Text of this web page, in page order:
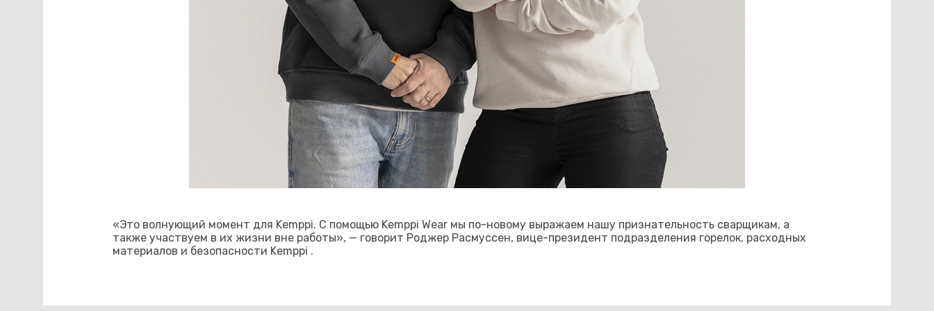
«Это волнующий момент для Kemppi. С помощью Kemppi Wear мы по-новому выражаем нашу признательность сварщикам, а
также участвуем в их жизни вне работы», — говорит Роджер Расмуссен, вице-президент подразделения горелок, расходных
материалов и безопасности Kemppi .